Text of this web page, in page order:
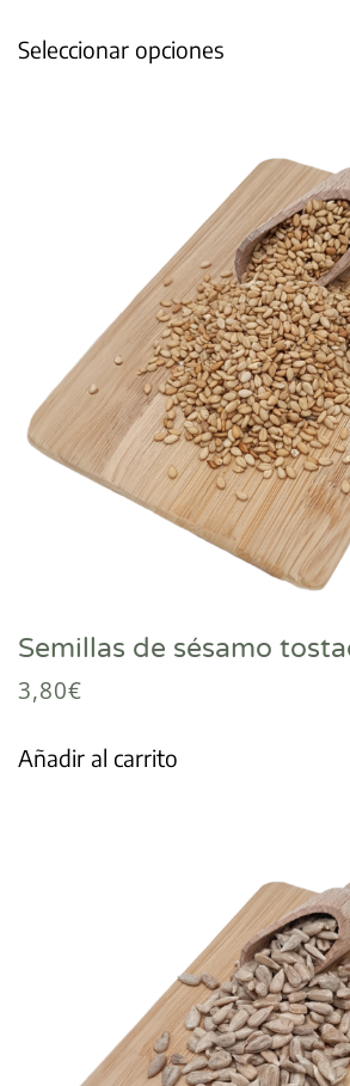
Seleccionar opciones
Semillas de sésamo
3,80€
Añadir al carrito